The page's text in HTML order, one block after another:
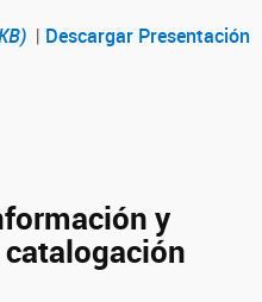
| Descargar Presentación
y